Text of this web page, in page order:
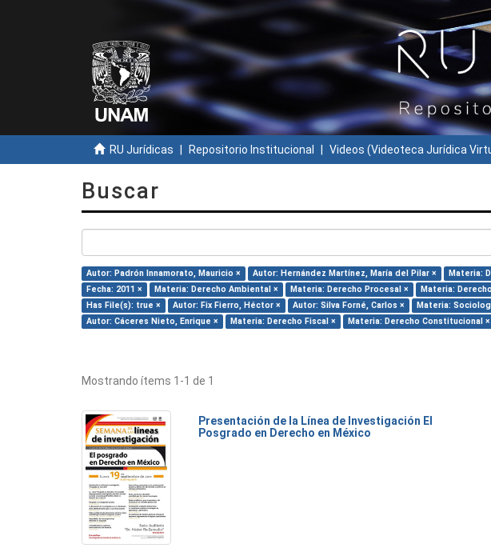
RU Jurídicas Repositorio Institucional Videos (Videoteca Jurídica
Buscar
Autor: Padrón Innamorato, Mauricio × Autor: Hernández Martínez, María del Pilar × Materia:
Fecha: 2011 ×
Materia: Derecho Ambiental × Materia: Derecho Procesal × Materia:
Has File(s): true ×
Autor: Fix Fierro, Héctor × Autor: Silva Forné, Carlos × Materia:
Autor: Cáceres Nieto, Enrique ×
Materia: Derecho Fiscal × Materia: Derecho Constitucional ×
Mostrando ítems 1-1 de 1
Presentación de la Línea de Investigación El
Posgrado en Derecho en México